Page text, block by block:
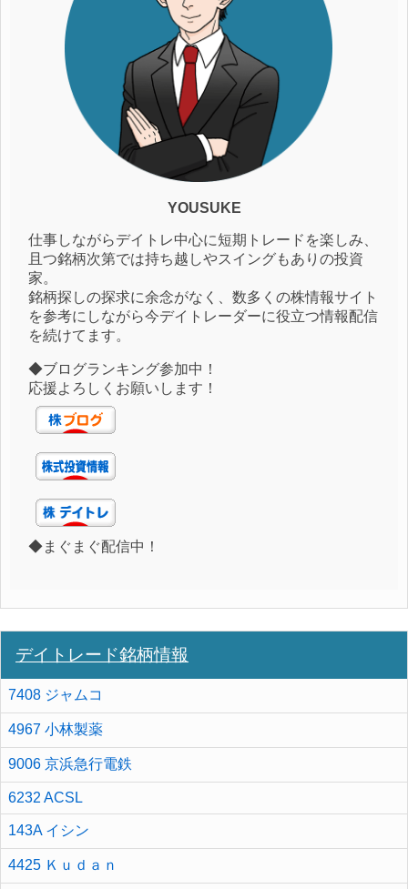
YOUSUKE
仕事しながらデイトレ中心に短期トレードを楽しみ、
且つ銘柄次第では持ち越しやスイングもありの投資
家。
銘柄探しの探求に余念がなく、数多くの株情報サイト
を参考にしながら今デイトレーダーに役立つ情報配信
を続けてます。
◆ブログランキング参加中！
応援よろしくお願いします！
◆まぐまぐ配信中！
デイトレード銘柄情報
7408 ジャムコ
4967 小林製薬
9006 京浜急行電鉄
6232 ACSL
143A イシン
4425 Ｋｕｄａｎ